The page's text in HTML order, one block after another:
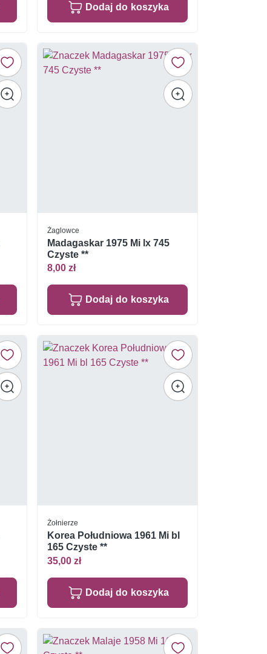
Dodaj do koszyka
Żaglowce
Madagaskar 1975 Mi lx 745
Czyste **
8,00 zł
Dodaj do koszyka
Żołnierze
Korea Południowa 1961 Mi bl
165 Czyste **
35,00 zł
Dodaj do koszyka